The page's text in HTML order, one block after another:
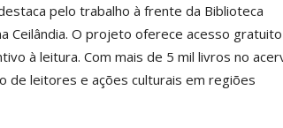
pelo trabalho à frente da Biblioteca
Ceilândia. O projeto oferece acesso
à leitura. Com mais de 5 mil livros no
de leitores e ações culturais em regiões